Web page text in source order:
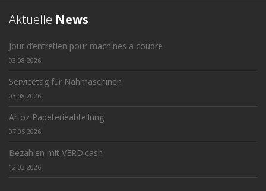
Aktuelle News
Jour d‘entretien pour machines a coudre
03.08.2026
Servicetag für Nähmaschinen
03.08.2026
Artoz Papeterieabteilung
07.05.2026
Bezahlen mit VERD.cash
12.03.2026